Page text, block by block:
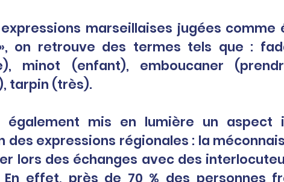
marseillaises jugées comme
on retrouve des termes tels que :
minot (enfant), emboucaner
tarpin (très).
également mis en lumière un aspect
des expressions régionales : la
lors des échanges avec des
En effet, près de 70 % des personnes